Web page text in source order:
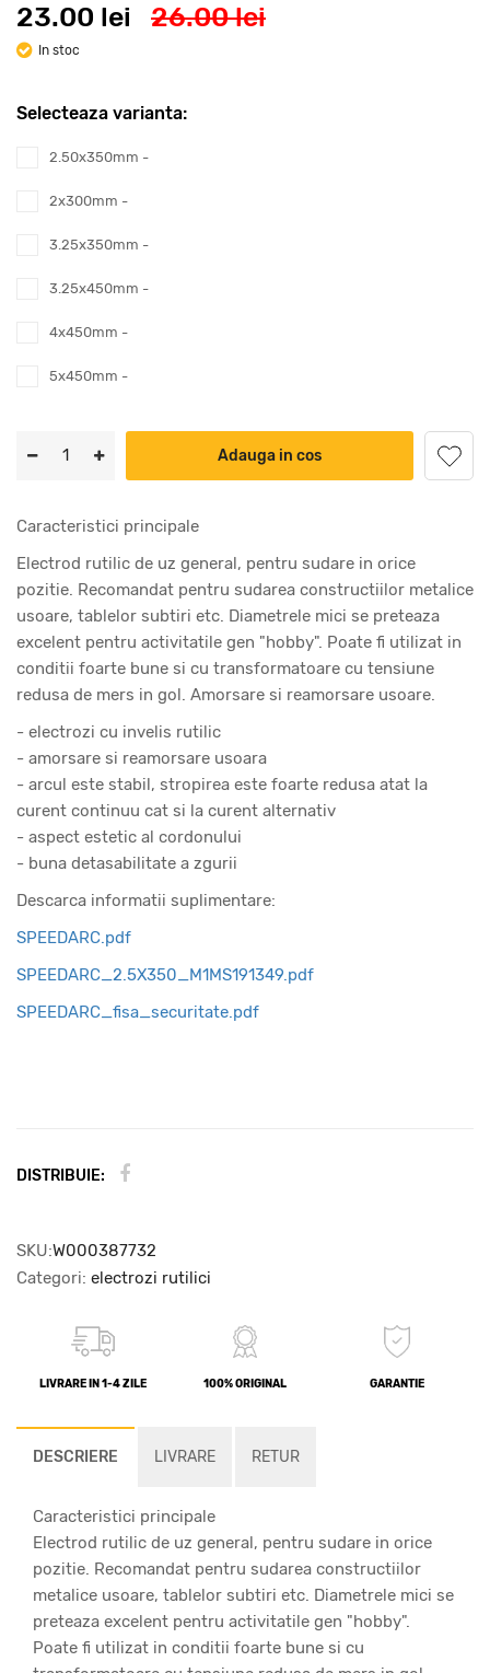
23.00 lei 26.00 lei
In stoc
Selecteaza varianta:
2.50x350mm -
2x300mm -
3.25x350mm -
3.25x450mm -
4x450mm -
5x450mm -
Adauga in cos
Caracteristici principale
Electrod rutilic de uz general, pentru sudare in orice
pozitie. Recomandat pentru sudarea constructiilor metalice
usoare, tablelor subtiri etc. Diametrele mici se preteaza
excelent pentru activitatile gen "hobby". Poate fi utilizat in
conditii foarte bune si cu transformatoare cu tensiune
redusa de mers in gol. Amorsare si reamorsare usoare.
- electrozi cu invelis rutilic
- amorsare si reamorsare usoara
- arcul este stabil, stropirea este foarte redusa atat la
curent continuu cat si la curent alternativ
- aspect estetic al cordonului
- buna detasabilitate a zgurii
Descarca informatii suplimentare:
SPEEDARC.pdf
SPEEDARC_2.5X350_M1MS191349.pdf
SPEEDARC_fisa_securitate.pdf
DISTRIBUIE:
SKU:W000387732
Categori: electrozi rutilici
LIVRARE IN 1-4 ZILE 100% ORIGINAL GARANTIE
DESCRIERE LIVRARE RETUR
Caracteristici principale
Electrod rutilic de uz general, pentru sudare in orice
pozitie. Recomandat pentru sudarea constructiilor
metalice usoare, tablelor subtiri etc. Diametrele mici se
preteaza excelent pentru activitatile gen "hobby".
Poate fi utilizat in conditii foarte bune si cu